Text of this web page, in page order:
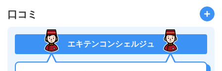
口コミ
エキテンコンシェルジュ